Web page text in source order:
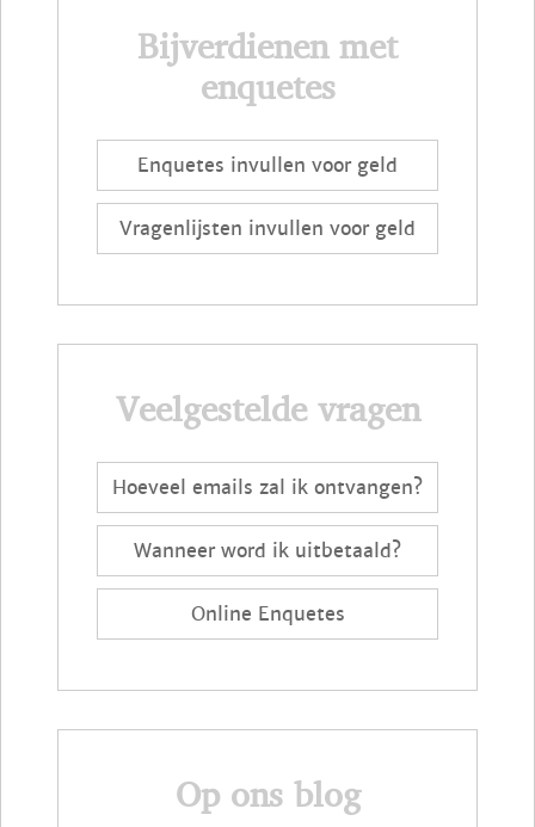
Bijverdienen met
enquetes
Enquetes invullen voor geld
Vragenlijsten invullen voor geld
Veelgestelde vragen
Hoeveel emails zal ik ontvangen?
Wanneer word ik uitbetaald?
Online Enquetes
Op ons blog